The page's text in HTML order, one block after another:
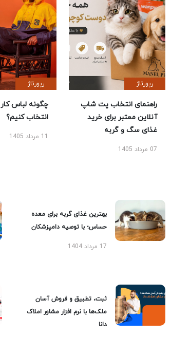
رپورتاژ
راهنمای انتخاب پت شاپ
آنلاین معتبر برای خرید
غذای سگ و گربه
07 مرداد 1405
رپورتاژ
چگونه لباس
انتخاب کنیم؟
11 مرداد 1405
بهترین غذای گربه برای معده
حساس؛ با توصیه دامپزشکان
17 مرداد 1404
ثبت، تطبیق و فروش آسان
ملک‌ها با نرم افزار مشاور املاک
دانا